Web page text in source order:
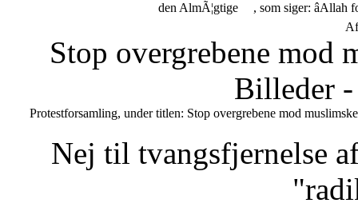
den AlmÃ¦gtige
, som siger:
Stop overgrebene mod
Billeder -
Protestforsamling, under titlen: Stop overgrebene mod
Nej til tvangsfjernelse